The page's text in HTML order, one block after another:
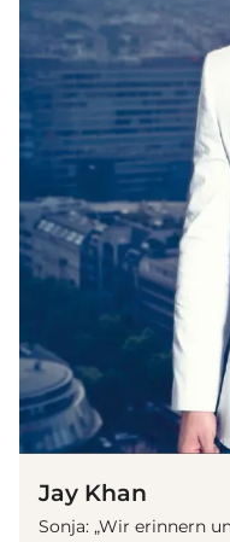
Jay Khan
Sonja: „Wir erinnern